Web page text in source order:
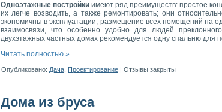
Одноэтажные постройки имеют ряд преимуществ: простое
их легче возводить, а также ремонтировать; они
экономичны в эксплуатации; размещение всех помещений на
взаимосвязи, что особенно удобно для людей
двухэтажных частных домах рекомендуется одну спальню
Читать полностью »
Опубликовано: Дача Проектирование | Отзывы закрыты
Дома из бруса